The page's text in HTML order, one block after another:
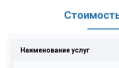
Наименование услуг